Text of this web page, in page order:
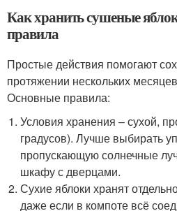
Как хранить сушеные
правила
Простые действия помогают
протяжении нескольких
Основные правила:
Условия хранения – сухой,
градусов). Лучше выбирать
пропускающую солнечные
шкафу с дверцами.
Сухие яблоки хранят
даже если в компоте всё